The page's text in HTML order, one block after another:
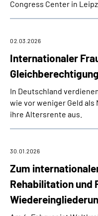
Congress Center in
Internationaler
02.03.2026
In Deutschland
wie vor weniger Geld als
ihre Altersrente aus.
Zum
Rehabilitation und
30.01.2026